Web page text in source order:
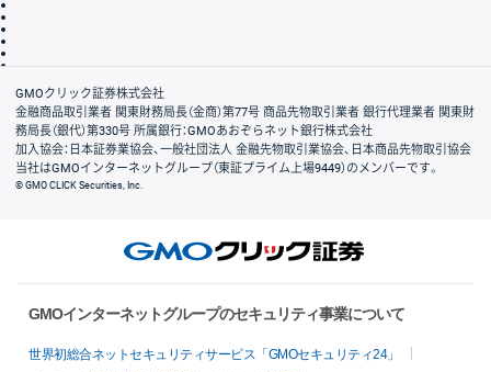
会社案内
GMOクリック証券株式会社
金融商品取引業者 関東財務局長（金商）第77号 商品先物取引業者 銀行代理業者 関東財
務局長（銀代）第330号 所属銀行：GMOあおぞらネット銀行株式会社
加入協会：日本証券業協会、一般社団法人 金融先物取引業協会、日本商品先物取引協会
当社はGMOインターネットグループ（東証プライム上場9449）のメンバーです。
© GMO CLICK Securities, Inc.
GMOインターネットグループのセキュリティ事業について
世界初総合ネットセキュリティサービス「GMOセキュリティ24」